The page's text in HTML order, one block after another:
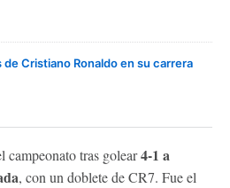
de Cristiano Ronaldo en su carrera
campeonato tras golear4-1 a
, con un doblete de CR7. Fue el